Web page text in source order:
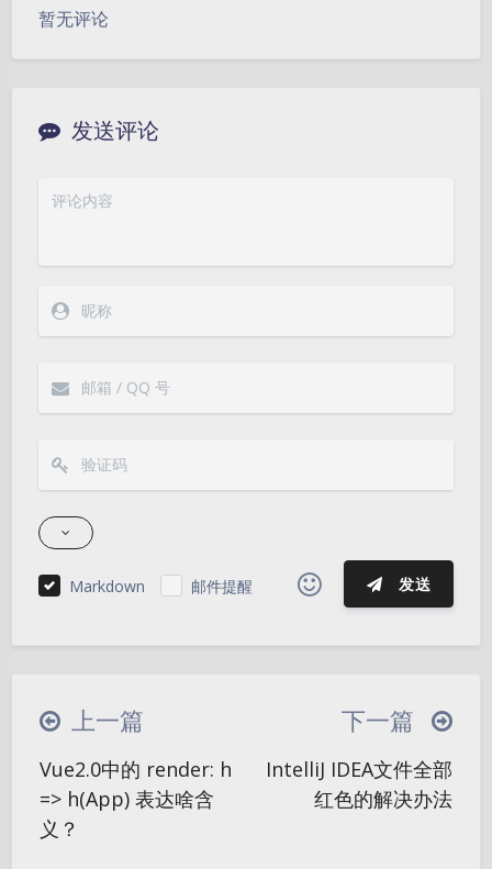
夜间模式
暂无评论
发送评论
Markdown 邮件提醒 发送
|´・ω・)ノ ヾ(≧∇≦*)ゝ
(☆ω☆)
∠( ᐛ 」∠)＿
୧(๑•̀⌄•́๑)૭
(ノ°ο°)ノ
(´இ皿இ｀)
⌇●﹏●⌇
(ฅ´ω`ฅ)
上一篇
Vue2.0中的 render: h
=> h(App) 表达啥含
义？
下一篇
IntelliJ IDEA文件全部
红色的解决办法